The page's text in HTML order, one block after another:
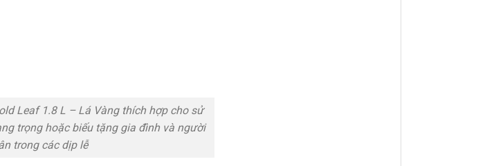
Leaf 1.8 L – Lá Vàng thích hợp cho sử
trọng hoặc biếu tặng gia đình và người
trong các dịp lễ